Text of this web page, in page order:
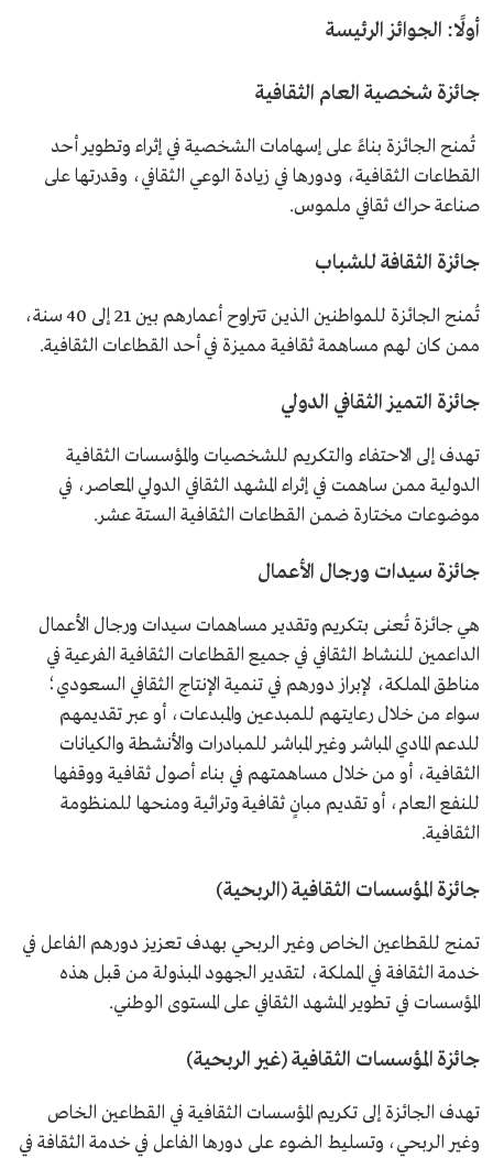
أولًا: الجوائز الرئيسة
جائزة شخصية العام الثقافية
تُمنح الجائزة بناءً على إسهامات الشخصية في إثراء وتطوير أحد
القطاعات الثقافية، ودورها في زيادة الوعي الثقافي، وقدرتها على
صناعة حراك ثقافي ملموس.
جائزة الثقافة للشباب
تُمنح الجائزة للمواطنين الذين تتراوح أعمارهم بين 21 إلى 40 سنة،
ممن كان لهم مساهمة ثقافية مميزة في أحد القطاعات الثقافية.
جائزة التميز الثقافي الدولي
تهدف إلى الاحتفاء والتكريم للشخصيات والمؤسسات الثقافية
الدولية ممن ساهمت في إثراء المشهد الثقافي الدولي المعاصر، في
موضوعات مختارة ضمن القطاعات الثقافية الستة عشر.
جائزة سيدات ورجال الأعمال
هي جائزة تُعنى بتكريم وتقدير مساهمات سيدات ورجال الأعمال
الداعمين للنشاط الثقافي في جميع القطاعات الثقافية الفرعية في
مناطق المملكة، لإبراز دورهم في تنمية الإنتاج الثقافي السعودي؛
سواء من خلال رعايتهم للمبدعين والمبدعات، أو عبر تقديمهم
للدعم المادي المباشر وغير المباشر للمبادرات والأنشطة والكيانات
الثقافية، أو من خلال مساهمتهم في بناء أصول ثقافية ووقفها
للنفع العام، أو تقديم مبانٍ ثقافية وتراثية ومنحها للمنظومة
الثقافية.
جائزة المؤسسات الثقافية (الربحية)
تمنح للقطاعين الخاص وغير الربحي بهدف تعزيز دورهم الفاعل في
خدمة الثقافة في المملكة، لتقدير الجهود المبذولة من قبل هذه
المؤسسات في تطوير المشهد الثقافي على المستوى الوطني.
جائزة المؤسسات الثقافية (غير الربحية)
تهدف الجائزة إلى تكريم المؤسسات الثقافية في القطاعين الخاص
وغير الربحي، وتسليط الضوء على دورها الفاعل في خدمة الثقافة في